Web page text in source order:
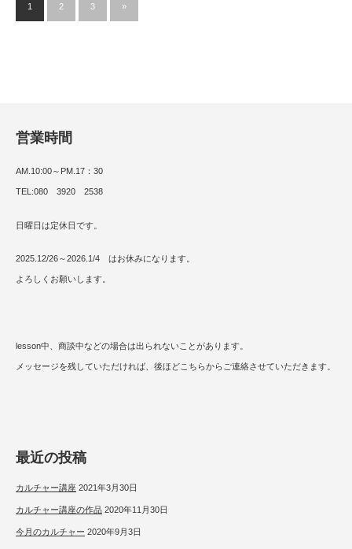
1 2 3 »
営業時間
AM.10:00～PM.17：30
TEL:080 3920 2538
日曜日は定休日です。
2025.12/26～2026.1/4 はお休みになります。
よろしくお願いします。
lesson中、商談中などの場合は出られないことがあります。
メッセージを残していただければ、後ほどこちらからご連絡させていただきます。
最近の投稿
カルチャー講座 2021年3月30日
カルチャー講座の作品 2020年11月30日
今月のカルチャー 2020年9月3日